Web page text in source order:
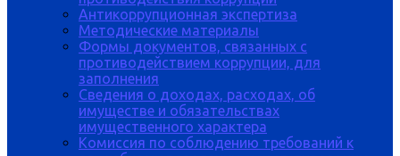
Антикоррупционная экспертиза
Методические материалы
Формы документов, связанных с
противодействием коррупции, для
заполнения
Сведения о доходах, расходах, об
имуществе и обязательствах
имущественного характера
Комиссия по соблюдению требований к